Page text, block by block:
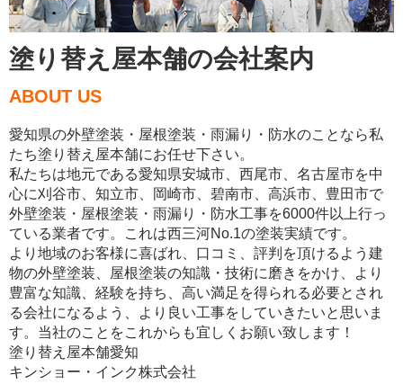
塗り替え屋本舗の会社案内
ABOUT US
愛知県の外壁塗装・屋根塗装・雨漏り・防水のことなら私
たち塗り替え屋本舗にお任せ下さい。
私たちは地元である愛知県安城市、西尾市、名古屋市を中
心に刈谷市、知立市、岡崎市、碧南市、高浜市、豊田市で
外壁塗装・屋根塗装・雨漏り・防水工事を6000件以上行っ
ている業者です。これは西三河No.1の塗装実績です。
より地域のお客様に喜ばれ、口コミ、評判を頂けるよう建
物の外壁塗装、屋根塗装の知識・技術に磨きをかけ、より
豊富な知識、経験を持ち、高い満足を得られる必要とされ
る会社になるよう、より良い工事をしていきたいと思いま
す。当社のことをこれからも宜しくお願い致します！
塗り替え屋本舗愛知
キンショー・インク株式会社